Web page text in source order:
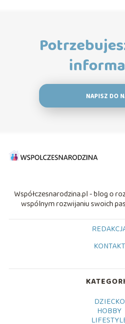
NAPISZ DO
Współczesnarodzina.pl - blog o
wspólnym rozwijaniu swoich
KONTAKT
DZIECKO
HOBBY